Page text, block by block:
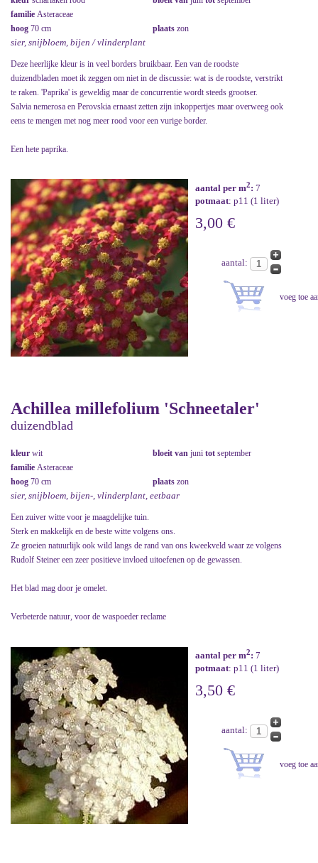
familie Asteraceae
hoog 70 cm plaats zon
sier, snijbloem, bijen / vlinderplant
Deze heerlijke kleur is in veel borders bruikbaar. Een van de roodste
duizendbladen moet ik zeggen om niet in de discussie: wat is de roodste, verstrikt
te raken. 'Paprika' is geweldig maar de concurrentie wordt steeds grootser.
Salvia nemerosa en Perovskia ernaast zetten zijn inkoppertjes maar overweeg ook
eens te mengen met nog meer rood voor een vurige border.
Een hete paprika.
aantal per m2: 7
potmaat: p11 (1 liter)
3,00 €
aantal:
Achillea millefolium 'Schneetaler'
duizendblad
kleur wit bloeit van juni tot september
familie Asteraceae
hoog 70 cm plaats zon
sier, snijbloem, bijen-, vlinderplant, eetbaar
Een zuiver witte voor je maagdelijke tuin.
Sterk en makkelijk en de beste witte volgens ons.
Ze groeien natuurlijk ook wild langs de rand van ons kweekveld waar ze volgens
Rudolf Steiner een zeer positieve invloed uitoefenen op de gewassen.
Het blad mag door je omelet.
Verbeterde natuur, voor de waspoeder reclame
aantal per m2: 7
potmaat: p11 (1 liter)
3,50 €
aantal: